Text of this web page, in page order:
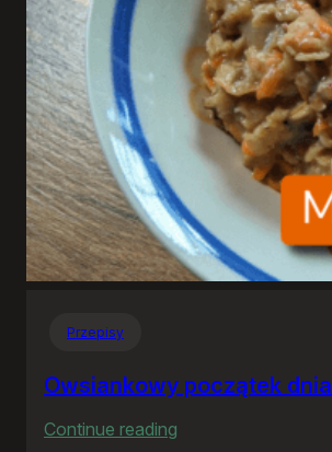
Przepisy
Owsiankowy początek dnia
Continue reading